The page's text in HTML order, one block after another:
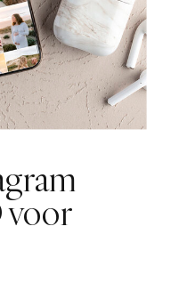
te kunnen
het vast?
mensen
winst te
na de kick-
zo uit
voor